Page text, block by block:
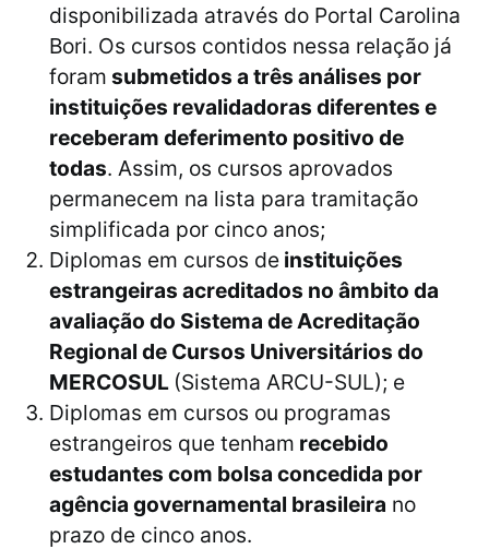
disponibilizada através do Portal Carolina
Bori. Os cursos contidos nessa relação já
foram submetidos a três análises por
instituições revalidadoras diferentes e
receberam deferimento positivo de
todas. Assim, os cursos aprovados
permanecem na lista para tramitação
simplificada por cinco anos;
Diplomas em cursos de instituições
estrangeiras acreditados no âmbito da
avaliação do Sistema de Acreditação
Regional de Cursos Universitários do
MERCOSUL (Sistema ARCU-SUL); e
Diplomas em cursos ou programas
estrangeiros que tenham recebido
estudantes com bolsa concedida por
agência governamental brasileira no
prazo de cinco anos.